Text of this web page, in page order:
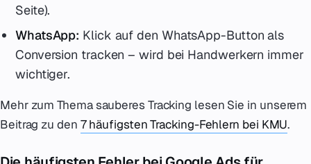
Seite).
WhatsApp: Klick auf den WhatsApp-Button als
Conversion tracken – wird bei Handwerkern immer
wichtiger.
Mehr zum Thema sauberes Tracking lesen Sie in unserem
Beitrag zu den 7 häufigsten Tracking-Fehlern bei KMU.